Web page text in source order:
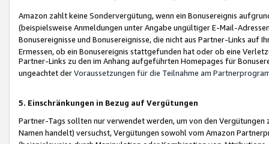
Amazon zahlt keine Sondervergütung, wenn ein Bonusereignis
(beispielsweise Anmeldungen unter Angabe ungültiger E-Mail-
Bonusereignisse und Bonusereignisse, die nicht aus Partner-Links auf
Ermessen, ob ein Bonusereignis stattgefunden hat oder ob eine
Partner-Links zu den im Anhang aufgeführten Homepages für
ungeachtet derVoraussetzungen für die Teilnahme am
5. Einschränkungen in Bezug auf Vergütungen
Partner-Tags sollten nur verwendet werden, um von den
Namen handelt) versuchst, Vergütungen sowohl vom Amazon